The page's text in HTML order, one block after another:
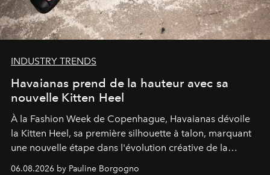
INDUSTRY TRENDS
Havaianas prend de la hauteur avec sa
nouvelle Kitten Heel
À la Fashion Week de Copenhague, Havaianas dévoile
la Kitten Heel, sa première silhouette à talon, marquant
une nouvelle étape dans l'évolution créative de la
06.08.2026 by Pauline Borgogno